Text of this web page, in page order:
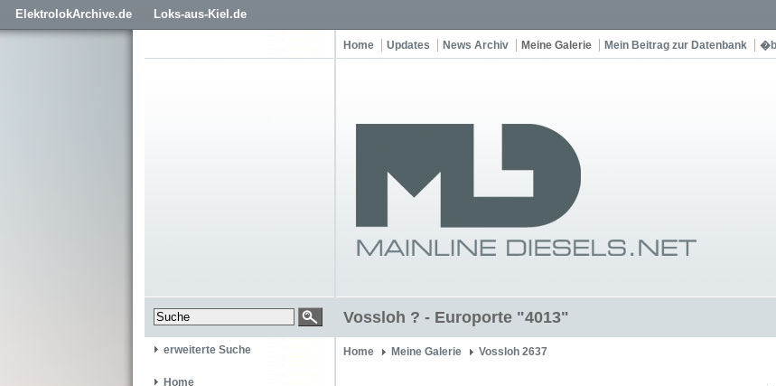
ElektrolokArchive.de Loks-aus-Kiel.de
Home Updates News Archiv Meine Galerie Mein Beitrag zur Datenbank
Vossloh ? - Europorte "4013"
erweiterte Suche
Home
Home Meine Galerie Vossloh 2637